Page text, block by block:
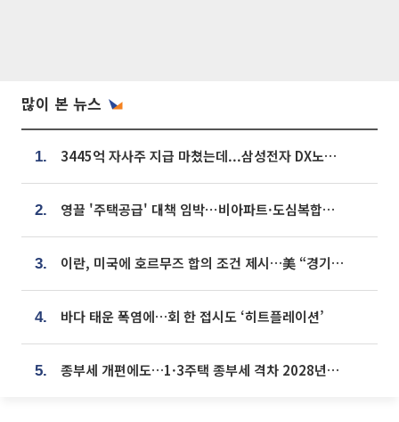
많이 본 뉴스
1. 3445억 자사주 지급 마쳤는데...삼성전자 DX노조, 뒤늦은 '떼쓰기 집회'
2. 영끌 '주택공급' 대책 임박⋯비아파트·도심복합까지 총동원
3. 이란, 미국에 호르무즈 합의 조건 제시…美 “경기 아직 안 끝나” [종합]
4. 바다 태운 폭염에…회 한 접시도 ‘히트플레이션’
5. 종부세 개편에도…1·3주택 종부세 격차 2028년부터 확대